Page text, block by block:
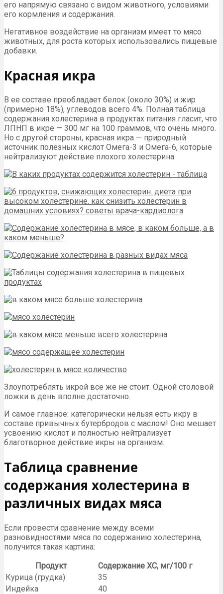
его напрямую связано с видом животного, условиями
его кормления и содержания.
Негативное воздействие на организм имеет то мясо
животных, для роста которых использовались пищевые
добавки.
Красная икра
В ее составе преобладает белок (около 30%) и жир
(примерно 18%), углеводов всего 4%. Полная таблица
содержания холестерина в продуктах питания гласит, что
ЛПНП в икре — 300 мг на 100 граммов, что очень много.
Но с другой стороны, красная икра — природный
источник полезных кислот Омега-3 и Омега-6, которые
нейтрализуют действие плохого холестерина.
Злоупотреблять икрой все же не стоит. Одной столовой
ложки в день вполне достаточно.
И самое главное: категорически нельзя есть икру в
составе привычных бутербродов с маслом! Оно мешает
усвоению кислот и полностью нейтрализует
благотворное действие икры на организм.
Таблица сравнение
содержания холестерина в
различных видах мяса
Если провести сравнение между всеми
разновидностями мяса по содержанию холестерина,
получится такая картина:
Продукт
Содержание ХС, мг/100 г
Курица (грудка)
35
Индейка
40